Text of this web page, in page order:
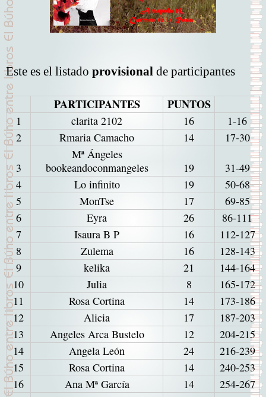
Este es el listado provisional de participantes
PARTICIPANTES PUNTOS
1 clarita 2102 16
1-16
2
Rmaria Camacho 14 17-30
3
Mª Ángeles
bookeandoconmangeles
19
31-49
4
Lo infinito 19
50-68
5
MonTse 17
69-85
6
Eyra 26
86-111
7
Isaura B P 16
112-127
8
Zulema 16
128-143
9
kelika 21
144-164
10
Julia 8
165-172
11
Rosa Cortina 14
173-186
12
Alicia 17
187-203
13
Angeles Arca Bustelo 12
204-215
14
Angela León 24
216-239
15
Rosa Cortina 14
240-253
16
Ana Mª García 14
254-267